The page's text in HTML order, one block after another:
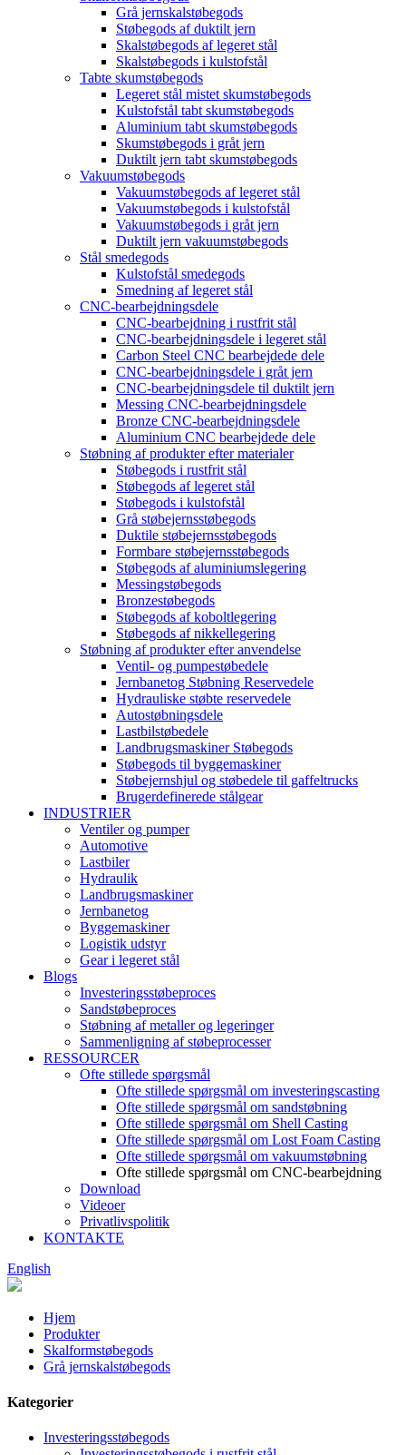
Grå jernskalstøbegods
Støbegods af duktilt jern
Skalstøbegods af legeret stål
Skalstøbegods i kulstofstål
Tabte skumstøbegods
Legeret stål mistet skumstøbegods
Kulstofstål tabt skumstøbegods
Aluminium tabt skumstøbegods
Skumstøbegods i gråt jern
Duktilt jern tabt skumstøbegods
Vakuumstøbegods
Vakuumstøbegods af legeret stål
Vakuumstøbegods i kulstofstål
Vakuumstøbegods i gråt jern
Duktilt jern vakuumstøbegods
Stål smedegods
Kulstofstål smedegods
Smedning af legeret stål
CNC-bearbejdningsdele
CNC-bearbejdning i rustfrit stål
CNC-bearbejdningsdele i legeret stål
Carbon Steel CNC bearbejdede dele
CNC-bearbejdningsdele i gråt jern
CNC-bearbejdningsdele til duktilt jern
Messing CNC-bearbejdningsdele
Bronze CNC-bearbejdningsdele
Aluminium CNC bearbejdede dele
Støbning af produkter efter materialer
Støbegods i rustfrit stål
Støbegods af legeret stål
Støbegods i kulstofstål
Grå støbejernsstøbegods
Duktile støbejernsstøbegods
Formbare støbejernsstøbegods
Støbegods af aluminiumslegering
Messingstøbegods
Bronzestøbegods
Støbegods af koboltlegering
Støbegods af nikkellegering
Støbning af produkter efter anvendelse
Ventil- og pumpestøbedele
Jernbanetog Støbning Reservedele
Hydrauliske støbte reservedele
Autostøbningsdele
Lastbilstøbedele
Landbrugsmaskiner Støbegods
Støbegods til byggemaskiner
Støbejernshjul og støbedele til gaffeltrucks
Brugerdefinerede stålgear
INDUSTRIER
Ventiler og pumper
Automotive
Lastbiler
Hydraulik
Landbrugsmaskiner
Jernbanetog
Byggemaskiner
Logistik udstyr
Gear i legeret stål
Blogs
Investeringsstøbeproces
Sandstøbeproces
Støbning af metaller og legeringer
Sammenligning af støbeprocesser
RESSOURCER
Ofte stillede spørgsmål
Ofte stillede spørgsmål om investeringscasting
Ofte stillede spørgsmål om sandstøbning
Ofte stillede spørgsmål om Shell Casting
Ofte stillede spørgsmål om Lost Foam Casting
Ofte stillede spørgsmål om vakuumstøbning
Ofte stillede spørgsmål om CNC-bearbejdning
Download
Videoer
Privatlivspolitik
KONTAKTE
English
Hjem
Produkter
Skalformstøbegods
Grå jernskalstøbegods
Kategorier
Investeringsstøbegods